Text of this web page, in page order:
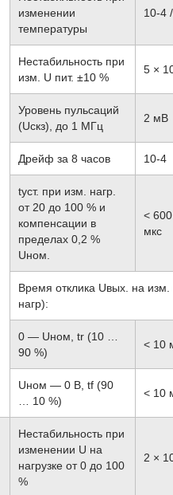
изменении
температуры
10-4
Нестабильность при
изм. U пит. ±10 %
5 ×
Уровень пульсаций
(Uскз), до 1 МГц
2 мВ
Дрейф за 8 часов 10-4
tуст. при изм. нагр.
от 20 до 100 % и
компенсации в
пределах 0,2 %
Uном.
< 600
мкс
Время отклика Uвых. на изм.
нагр):
0 — Uном, tr (10 …
90 %)
< 10
Uном — 0 В, tf (90
… 10 %)
< 10
Нестабильность при
изменении U на
нагрузке от 0 до 100
%
2 ×